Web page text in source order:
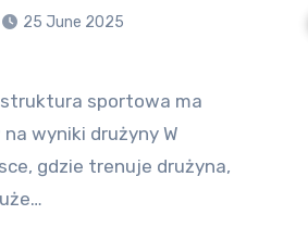
25 June 2025
sportowa ma
na wyniki drużyny W
gdzie trenuje drużyna,